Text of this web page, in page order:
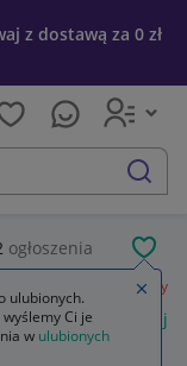
z dostawą za 0 zł
szukaj
ogłoszenia
Jeansy
wendy trendy
ulubionych.
Ci je
w ulubionych